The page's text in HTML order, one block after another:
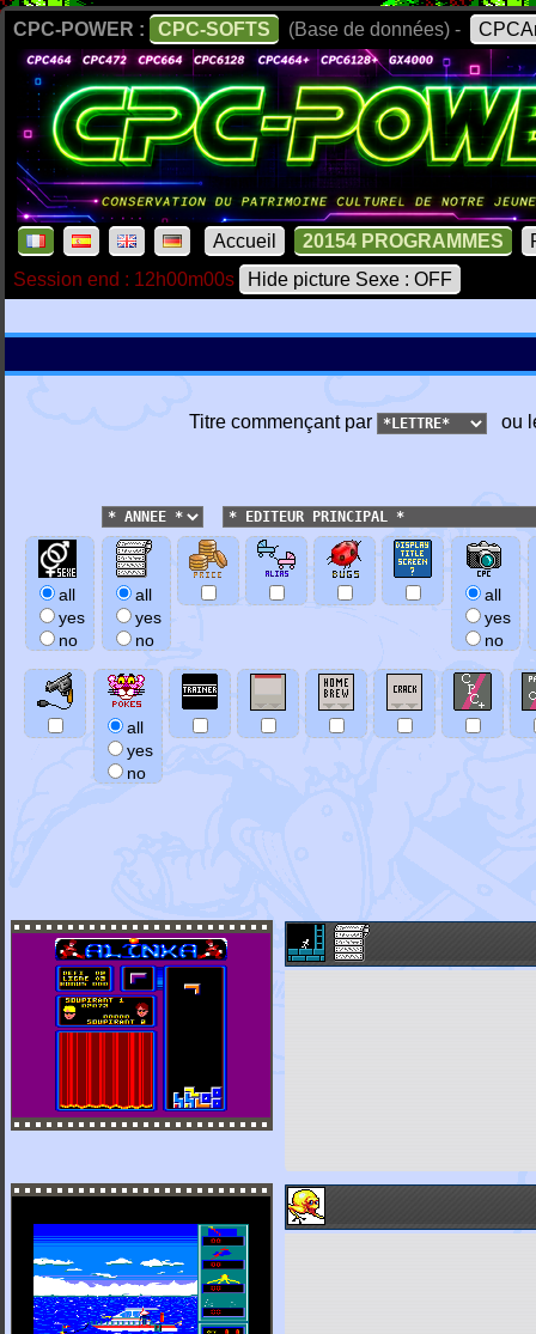
CPC-POWER : CPC-SOFTS (Base de données) -
Accueil 20154 PROGRAMMES
Session end : 12h00m00s
Hide picture Sexe : OFF
Titre commençant par ou
all
yes
no
all
yes
no
all
yes
no
all
yes
no